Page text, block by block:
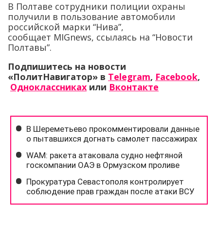
В Полтаве сотрудники полиции охраны
получили в пользование автомобили
российской марки “Нива”,
сообщает MIGnews, ссылаясь на “Новости
Полтавы”.
Подпишитесь на новости
«ПолитНавигатор» в Telegram, Facebook,
Одноклассниках или Вконтакте